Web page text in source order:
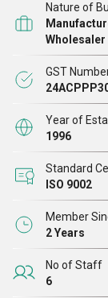
और सेवा प्रदाता
मशीन, कार
पर बनी है
बेहतर उत्पादों
डिज़ाइन,
प्रति अपनी
और सत्यनिष्ठा के
Nature of
Wholesaler
GST
Year of
1996
Standard
ISO 9002
Member
2 Years
No of Staff
6